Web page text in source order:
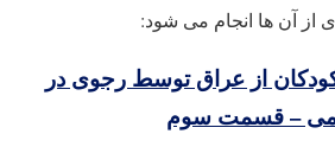
از آن ها انجام می شود:
از عراق توسط رجوی در
– قسمت سوم